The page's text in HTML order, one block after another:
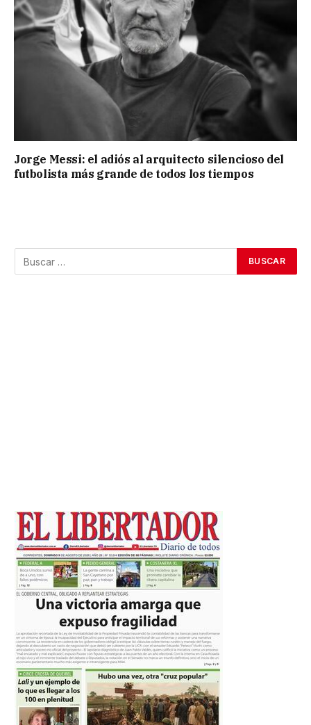
Jorge Messi: el adiós al arquitecto silencioso del
futbolista más grande de todos los tiempos